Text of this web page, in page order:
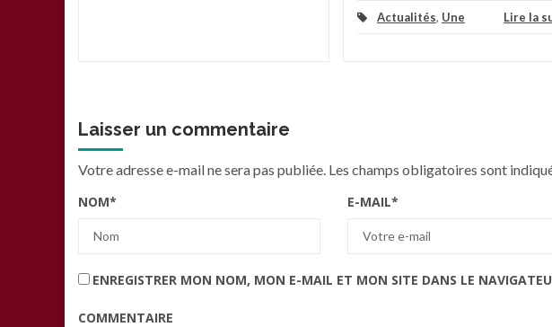
Actualités, Une Lire la
Laisser un commentaire
Votre adresse e-mail ne sera pas publiée. Les champs obligatoires sont
NOM* E-MAIL*
ENREGISTRER MON NOM, MON E-MAIL ET MON SITE DANS LE
COMMENTAIRE